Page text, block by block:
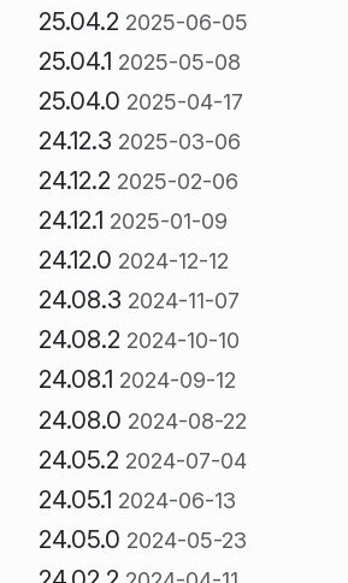
25.04.2 2025-06-05
25.04.1 2025-05-08
25.04.0 2025-04-17
24.12.3 2025-03-06
24.12.2 2025-02-06
24.12.1 2025-01-09
24.12.0 2024-12-12
24.08.3 2024-11-07
24.08.2 2024-10-10
24.08.1 2024-09-12
24.08.0 2024-08-22
24.05.2 2024-07-04
24.05.1 2024-06-13
24.05.0 2024-05-23